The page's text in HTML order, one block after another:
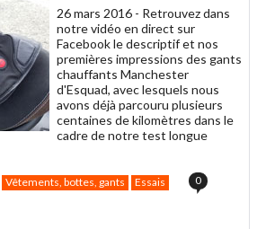
26 mars 2016 - Retrouvez dans
notre vidéo en direct sur
Facebook le descriptif et nos
premières impressions des gants
chauffants Manchester
d'Esquad, avec lesquels nous
avons déjà parcouru plusieurs
centaines de kilomètres dans le
cadre de notre test longue
Vêtements, bottes, gants Essais 0